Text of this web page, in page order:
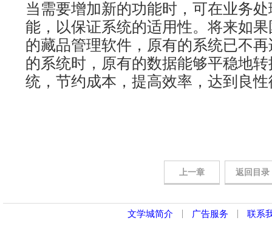
当需要增加新的功能时，可在业务
能，以保证系统的适用性。将来如
的藏品管理软件，原有的系统已不
的系统时，原有的数据能够平稳地
统，节约成本，提高效率，达到良
上一章 返回目录
文学城简介 广告服务
联系